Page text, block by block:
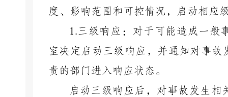
度、影响范围和可控情况，启动相应
1.三级响应：对于可能造成一般
室决定启动三级响应，并通知对事
责的部门进入响应状态。
启动三级响应后，对事故发生